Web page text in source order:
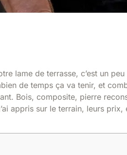
lame de terrasse, c’est un
de temps ça va tenir, et
Bois, composite, pierre
appris sur le terrain, leurs